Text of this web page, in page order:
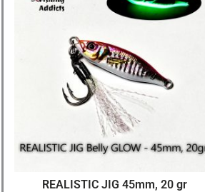
דיג – מאמרים בנושא דיג
סל קניות
תקנון אתר
REALISTIC JIG 45mm, 20 gr